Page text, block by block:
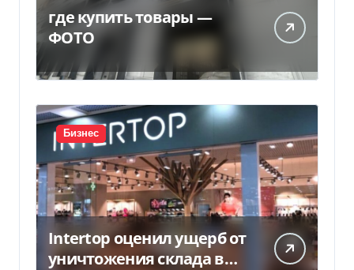
где купить товары —
ФОТО
Бизнес
Intertop оценил ущерб от
уничтожения склада в